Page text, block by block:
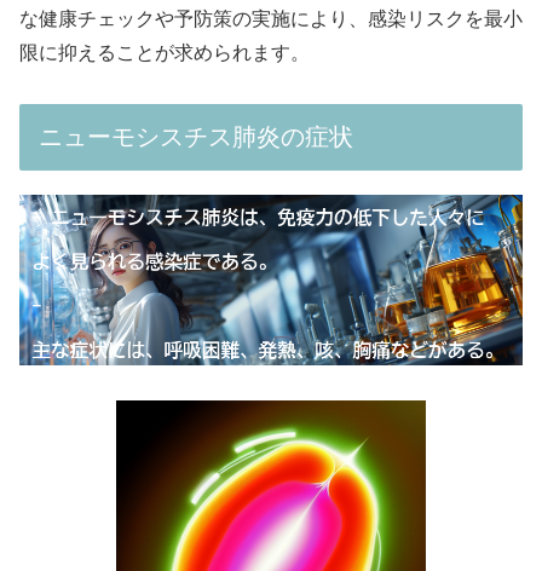
な健康チェックや予防策の実施により、感染リスクを最小
限に抑えることが求められます。
ニューモシスチス肺炎の症状